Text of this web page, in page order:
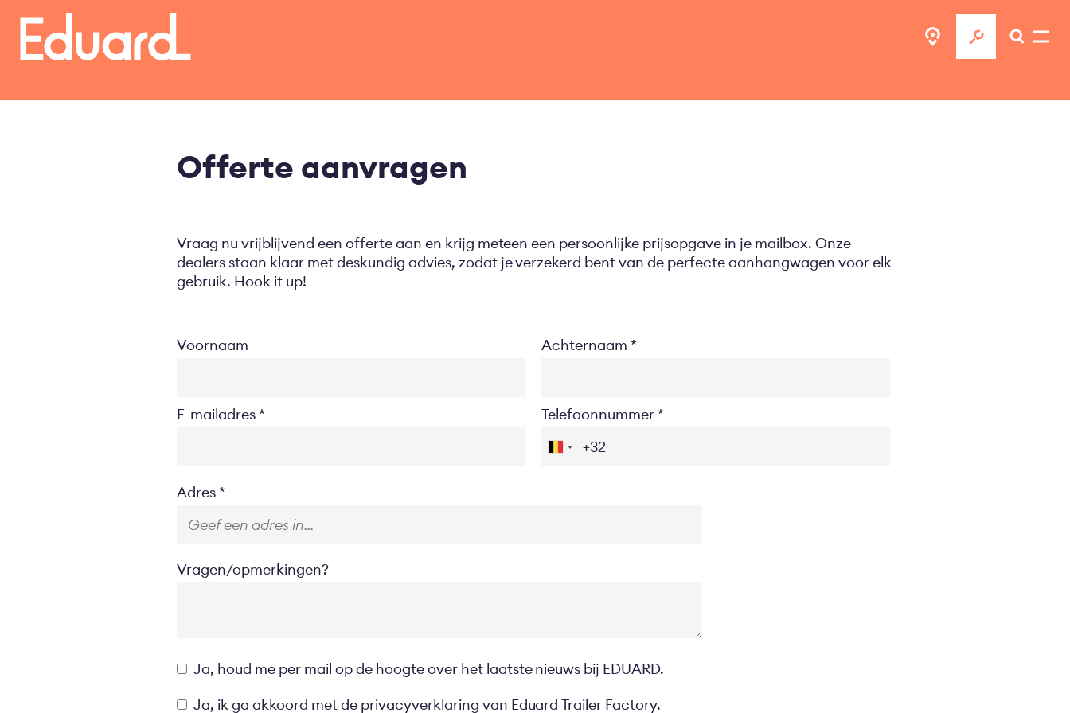
Overslaan
naar
gaan
Offerte aanvragen
Vraag nu vrijblijvend een offerte aan en krijg meteen een persoonlijke prijsopgave in je mailbox. Onze
dealers staan klaar met deskundig advies, zodat je verzekerd bent van de perfecte aanhangwagen voor elk
gebruik. Hook it up!
Voornaam Achternaam
E-mailadres Telefoonnummer
Location
Adres
Vragen/opmerkingen?
Opt-
in
Ja, houd me per mail op de hoogte over het laatste nieuws bij EDUARD.
Privacyverklaring
Ja, ik ga akkoord met de privacyverklaring van Eduard Trailer Factory.